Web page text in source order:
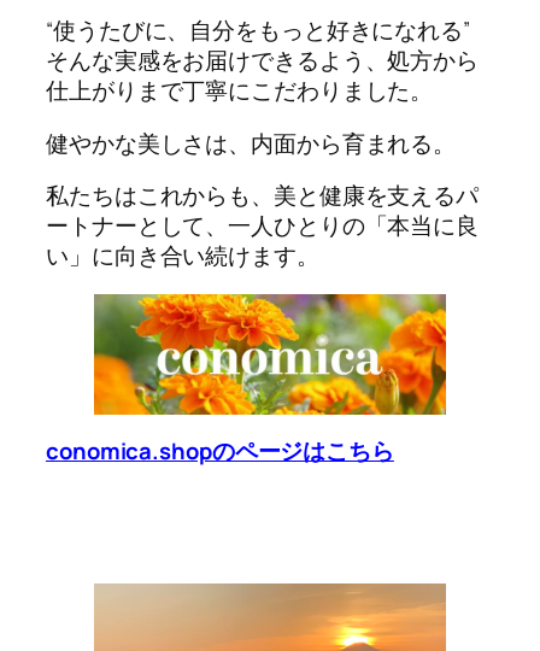
“使うたびに、自分をもっと好きになれる”
そんな実感をお届けできるよう、処方から
仕上がりまで丁寧にこだわりました。
健やかな美しさは、内面から育まれる。
私たちはこれからも、美と健康を支えるパ
ートナーとして、一人ひとりの「本当に良
い」に向き合い続けます。
conomica.shopのページはこちら